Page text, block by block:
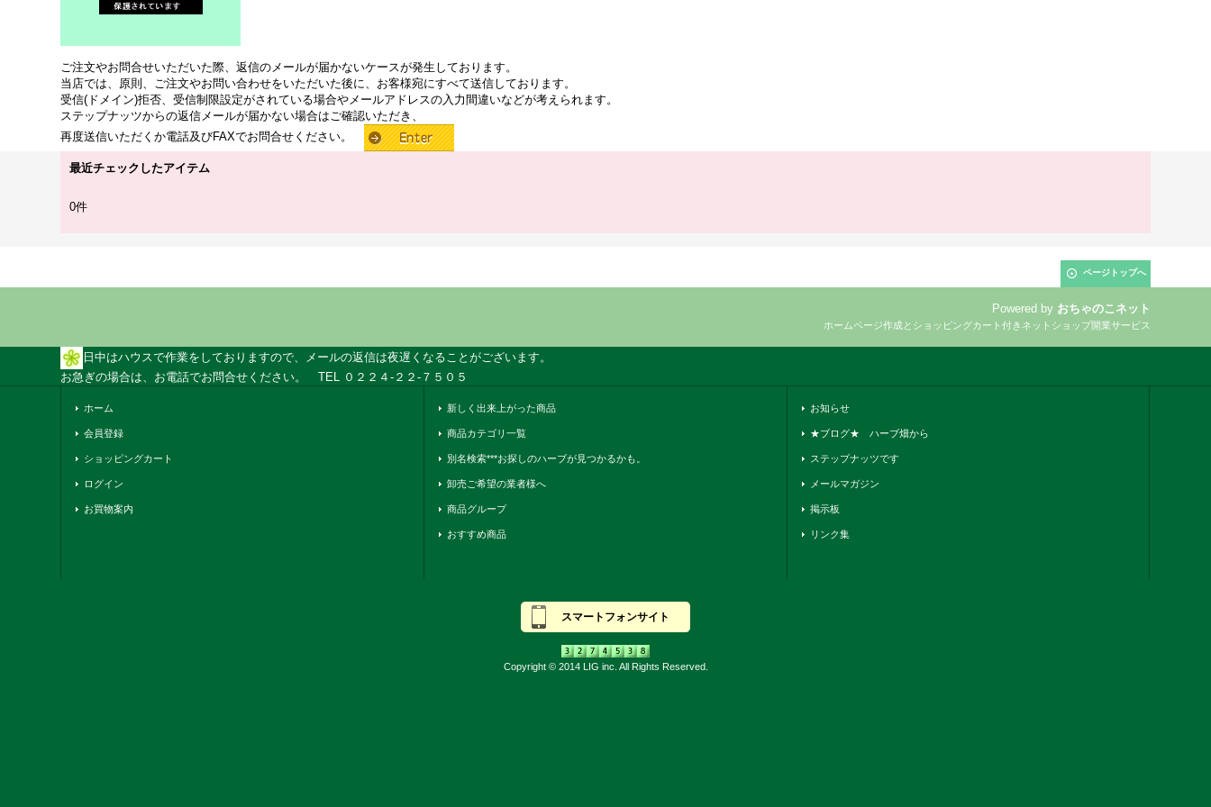
ご注文やお問合せいただいた際、返信のメールが届かないケースが発生しております。
当店では、原則、ご注文やお問い合わせをいただいた後に、お客様宛にすべて送信しております。
受信(ドメイン)拒否、受信制限設定がされている場合やメールアドレスの入力間違いなどが考えられます。
ステップナッツからの返信メールが届かない場合はご確認いただき、
再度送信いただくか電話及びFAXでお問合せください。
最近チェックしたアイテム
0件
ページトップへ
Powered by おちゃのこネット
ホームページ作成とショッピングカート付きネットショップ開業サービス
日中はハウスで作業をしておりますので、メールの返信は夜遅くなることがございます。
お急ぎの場合は、お電話でお問合せください。 TEL ０２２４-２２-７５０５
ホーム
会員登録
ショッピングカート
ログイン
お買物案内
新しく出来上がった商品
商品カテゴリ一覧
別名検索***お探しのハーブが見つかるかも。
卸売ご希望の業者様へ
商品グループ
おすすめ商品
お知らせ
★ブログ★ ハーブ畑から
ステップナッツです
メールマガジン
掲示板
リンク集
スマートフォンサイト
Copyright © 2014 LIG inc. All Rights Reserved.